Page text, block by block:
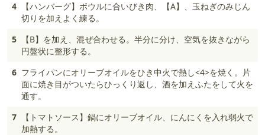
4
【ハンバーグ】ボウルに合いびき肉、【A】、玉ねぎのみじん
切りを加えよく練る。
5
【B】を加え、混ぜ合わせる。半分に分け、空気を抜きながら
円盤状に整形する。
6 フライパンにオリーブオイルをひき中火で熱し<4>を焼く。片
面に焼き目がついたらひっくり返し、酒を加えふたをして火を
通す。
7
【トマトソース】鍋にオリーブオイル、にんにくを入れ弱火で
加熱する。